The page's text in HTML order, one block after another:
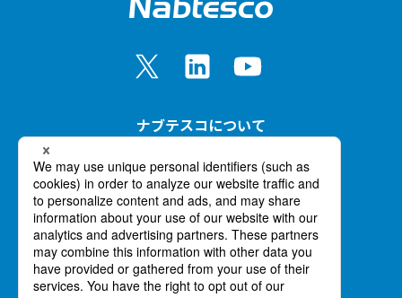
ナブテスコについて
事業紹介
イノベーション
ニュース